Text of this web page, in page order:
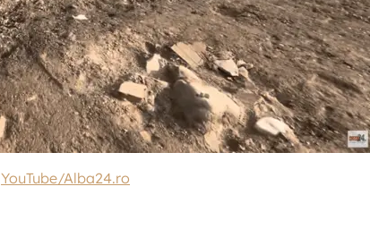
YouTube/Alba24.ro